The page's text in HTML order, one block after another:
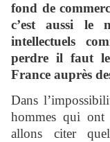
fond de
c’est aussi le
intellectuels
perdre il faut
France auprès
Dans
hommes qui ont
allons citer